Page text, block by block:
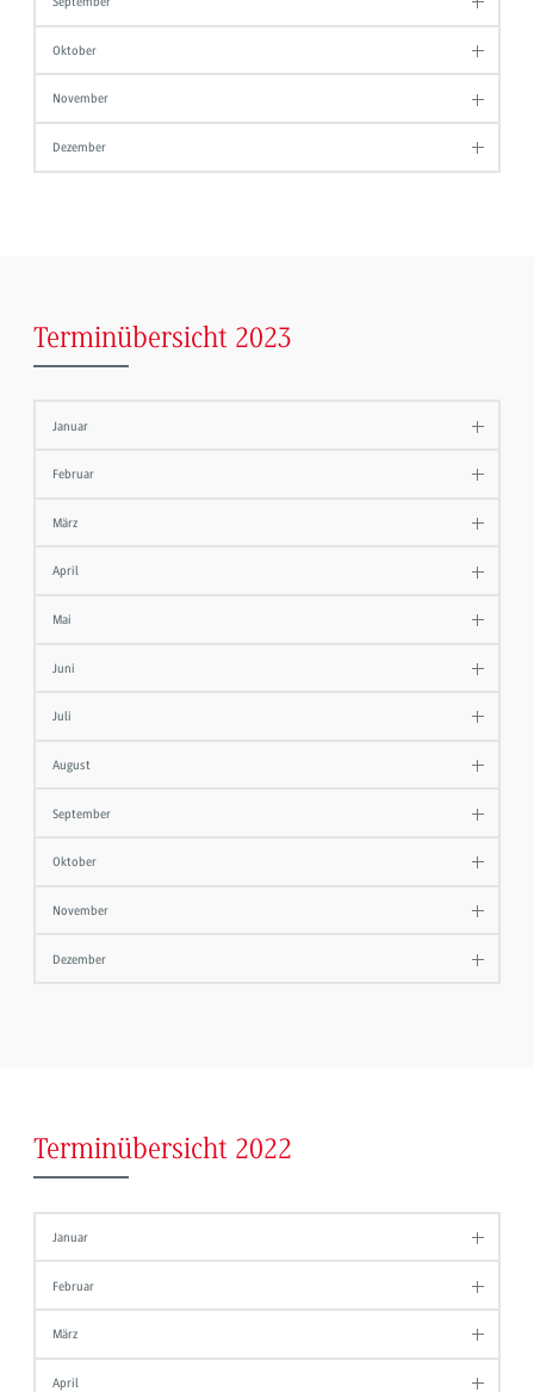
Oktober
November
Dezember
Terminübersicht 2023
Januar
Februar
März
April
Mai
Juni
Juli
August
September
Oktober
November
Dezember
Terminübersicht 2022
Januar
Februar
März
April